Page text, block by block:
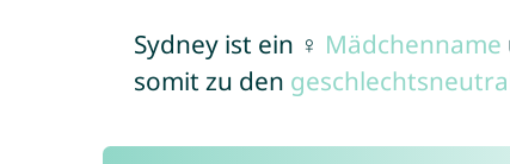
Sydney ist ein ♀ Mädchenname
somit zu den